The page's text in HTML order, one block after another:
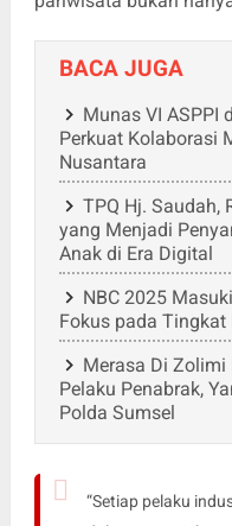
BACA JUGA
Munas VI ASPPI
Perkuat Kolaborasi
Nusantara
TPQ Hj. Saudah,
yang Menjadi
Anak di Era Digital
NBC 2025
Fokus pada
Merasa Di Zolimi
Pelaku Penabrak,
Polda Sumsel
“Setiap pelaku